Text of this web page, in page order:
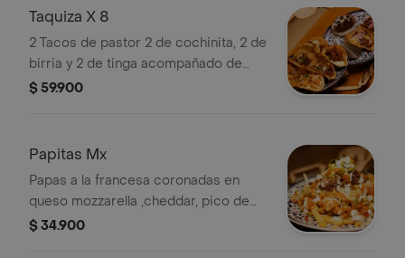
Taquiza X 8
2 Tacos de pastor 2 de cochinita, 2 de
birria y 2 de tinga acompañado de
salsas chingonas y birria.
$ 59.900
Papitas Mx
Papas a la francesa coronadas en
queso mozzarella ,cheddar, pico de
gallo, guacamole, lechuga y 1 proteina
$ 34.900